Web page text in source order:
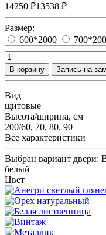
14250 ₽13538 ₽
Размер:
600*2000
В корзину Запись на
Вид
щитовые
Высота/ширина, см
200/60, 70, 80, 90
Все характеристики
Выбран вариант двери:
белый
Цвет